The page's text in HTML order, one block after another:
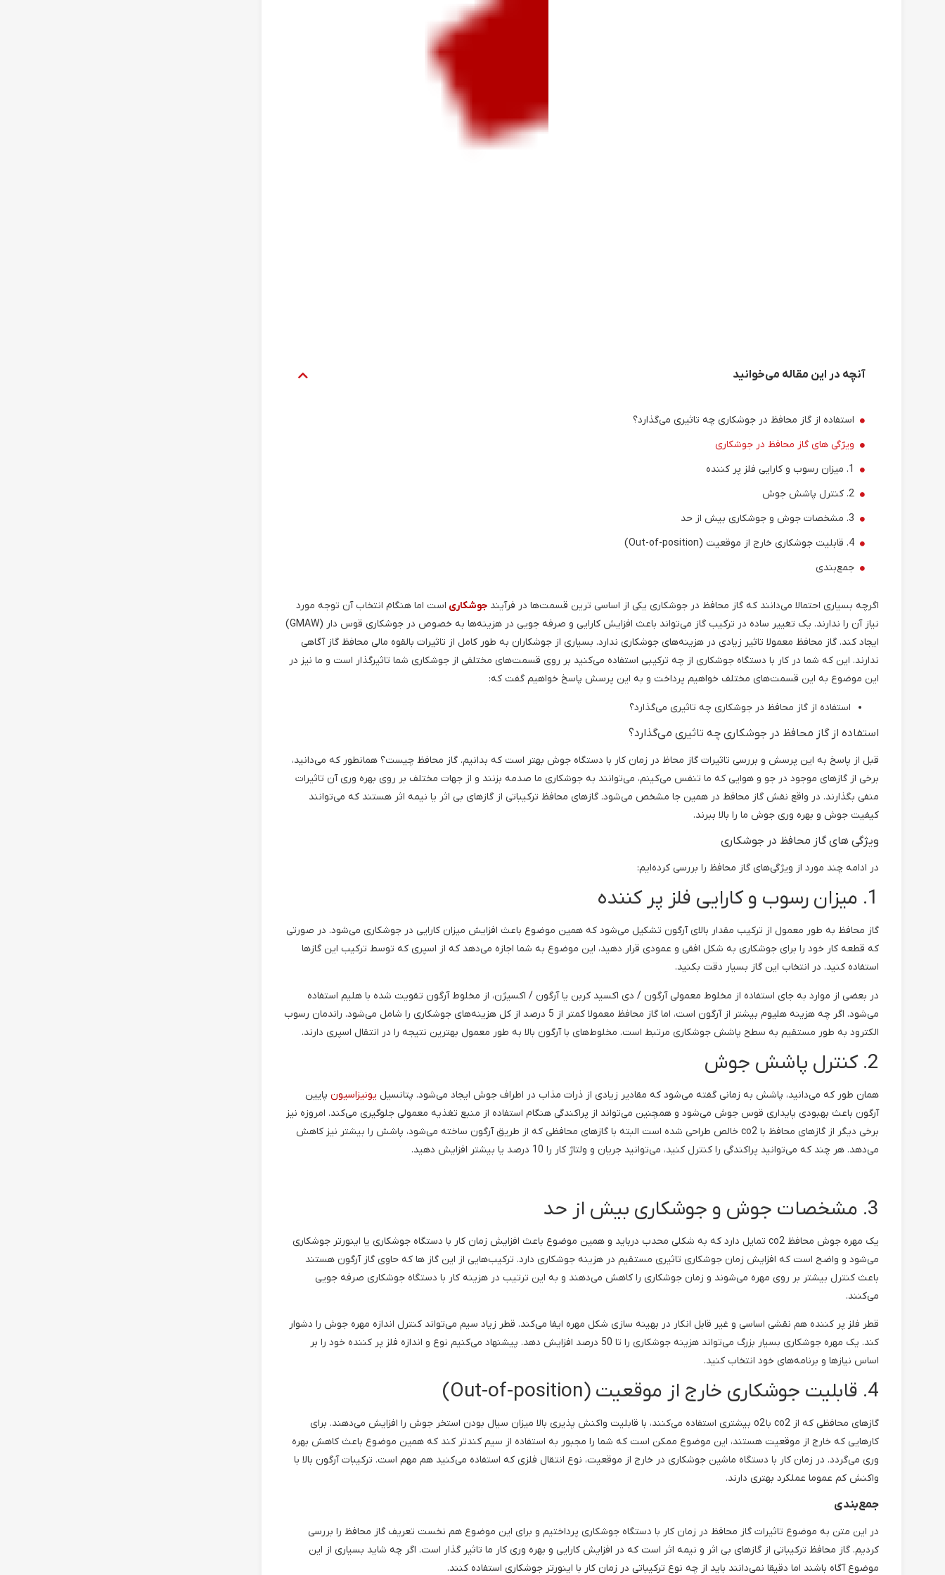
آنچه در این مقاله می‌خوانید
استفاده از گاز محافظ در جوشکاری چه تاثیری می‌گذارد؟
ویژگی های گاز محافظ در جوشکاری
1. میزان رسوب و کارایی فلز پر کننده
2. کنترل پاشش جوش
3. مشخصات جوش و جوشکاری بیش از حد
4. قابلیت جوشکاری خارج از موقعیت (Out-of-position)
جمع‌بندی
اگرچه بسیاری احتمالا می‌دانند که گاز محافظ در جوشکاری یکی از اساسی ترین قسمت‌ها در فرآیند جوشکاری است اما هنگام انتخاب آن توجه مورد
نیاز آن را ندارند. یک تغییر ساده در ترکیب گاز می‌تواند باعث افزایش کارایی و صرفه جویی در هزینه‌ها به خصوص در جوشکاری قوس دار (GMAW)
ایجاد کند. گاز محافظ معمولا تاثیر زیادی در هزینه‌های جوشکاری ندارد. بسیاری از جوشکاران به طور کامل از تاثیرات بالقوه مالی محافظ گاز آگاهی
ندارند. این که شما در کار با دستگاه جوشکاری از چه ترکیبی استفاده می‌کنید بر روی قسمت‌های مختلفی از جوشکاری شما تاثیرگذار است و ما نیز در
این موضوع به این قسمت‌های مختلف خواهیم پرداخت و به این پرسش پاسخ خواهیم گفت که:
استفاده از گاز محافظ در جوشکاری چه تاثیری می‌گذارد؟
استفاده از گاز محافظ در جوشکاری چه تاثیری می‌گذارد؟
قبل از پاسخ به این پرسش و بررسی تاثیرات گاز محاظ در زمان کار با دستگاه جوش بهتر است که بدانیم. گاز محافظ چیست؟ همانطور که می‌دانید،
برخی از گازهای موجود در جو و هوایی که ما تنفس می‌کینم، می‌توانند به جوشکاری ما صدمه بزنند و از جهات مختلف بر روی بهره وری آن تاثیرات
منفی بگذارند. در واقع نقش گاز محافط در همین جا مشخص می‌شود. گازهای محافظ ترکیباتی از گازهای بی اثر یا نیمه اثر هستند که می‌توانند
کیفیت جوش و بهره وری جوش ما را بالا ببرند.
ویژگی های گاز محافظ در جوشکاری
در ادامه چند مورد از ویژگی‌های گاز محافظ را بررسی کرده‌ایم:
1. میزان رسوب و کارایی فلز پر کننده
گاز محافظ به طور معمول از ترکیب مقدار بالای آرگون تشکیل می‌شود که همین موضوع باعث افزایش میزان کارایی در جوشکاری می‌شود. در صورتی
که قطعه کار خود را برای جوشکاری به شکل افقی و عمودی قرار دهید، این موضوع به شما اجازه می‌دهد که از اسپری که توسط ترکیب این گازها
استفاده کنید. در انتخاب این گاز بسیار دقت بکنید.
در بعضی از موارد به جای استفاده از مخلوط معمولی آرگون / دی اکسید کربن یا آرگون / اکسیژن، از مخلوط آرگون تقویت شده با هلیم استفاده
می‌شود. اگر چه هزینه هلیوم بیشتر از آرگون است، اما گاز محافظ معمولا کمتر از 5 درصد از کل هزینه‌های جوشکاری را شامل می‌شود. راندمان رسوب
الکترود به طور مستقیم به سطح پاشش جوشکاری مرتبط است. مخلوط‌های با آرگون بالا به طور معمول بهترین نتیجه را در انتقال اسپری دارند.
2. کنترل پاشش جوش
همان طور که می‌دانید، پاشش به زمانی گفته می‌شود که مقادیر زیادی از ذرات مذاب در اطراف جوش ایجاد می‌شود. پتانسیل یونیزاسیون پایین
آرگون باعث بهبودی پایداری قوس جوش می‌شود و همچنین می‌تواند از پراکندگی هنگام استفاده از منبع تغذیه معمولی جلوگیری می‌کند. امروزه نیز
برخی دیگر از گازهای محافظ با co2 خالص طراحی شده است البته با گازهای محافظی که از طریق آرگون ساخته می‌شود، پاشش را بیشتر نیز کاهش
می‌دهد. هر چند که می‌توانید پراکندگی را کنترل کنید، می‌توانید جریان و ولتاژ کار را 10 درصد یا بیشتر افزایش دهید.
3. مشخصات جوش و جوشکاری بیش از حد
یک مهره جوش محافظ co2 تمایل دارد که به شکلی محدب درباید و همین موضوع باعث افزایش زمان کار با دستگاه جوشکاری یا اینورتر جوشکاری
می‌شود و واضح است که افزایش زمان جوشکاری تاثیری مستقیم در هزینه جوشکاری دارد. ترکیب‌هایی از این گاز ها که حاوی گاز آرگون هستند
باعث کنترل بیشتر بر روی مهره می‌شوند و زمان جوشکاری را کاهش می‌دهند و به این ترتیب در هزینه کار با دستگاه جوشکاری صرفه جویی
می‌کنند.
قطر فلز پر کننده هم نقشی اساسی و غیر قابل انکار در بهینه سازی شکل مهره ایفا می‌کند. قطر زیاد سیم می‌تواند کنترل اندازه مهره جوش را دشوار
کند. یک مهره جوشکاری بسیار بزرگ می‌تواند هزینه جوشکاری را تا 50 درصد افزایش دهد. پیشنهاد می‌کنیم نوع و اندازه فلز پر کننده خود را بر
اساس نیازها و برنامه‌های خود انتخاب کنید.
4. قابلیت جوشکاری خارج از موقعیت (Out-of-position)
گازهای محافظی که از co2 با o2 بیشتری استفاده می‌کنند، با قابلیت واکنش پذیری بالا میزان سیال بودن استخر جوش را افزایش می‌دهند. برای
کارهایی که خارج از موقعیت هستند، این موضوع ممکن است که شما را مجبور به استفاده از سیم کندتر کند که همین موضوع باعث کاهش بهره
وری می‌گردد. در زمان کار با دستگاه ماشین جوشکاری در خارج از موقعیت، نوع انتقال فلزی که استفاده می‌کنید هم مهم است. ترکیبات آرگون بالا با
واکنش کم عموما عملکرد بهتری دارند.
جمع‌بندی
در این متن به موضوع تاثیرات گاز محافظ در زمان کار با دستگاه جوشکاری پرداختیم و برای این موضوع هم نخست تعریف گاز محافظ را بررسی
کردیم. گاز محافظ ترکیباتی از گاز‌های بی اثر و نیمه اثر است که در افزایش کارایی و بهره وری کار ما تاثیر گذار است. اگر چه شاید بسیاری از این
موضوع آگاه باشند اما دقیقا نمی‌دانند باید از چه نوع ترکیباتی در زمان کار با اینورتر جوشکاری استفاده کنند.